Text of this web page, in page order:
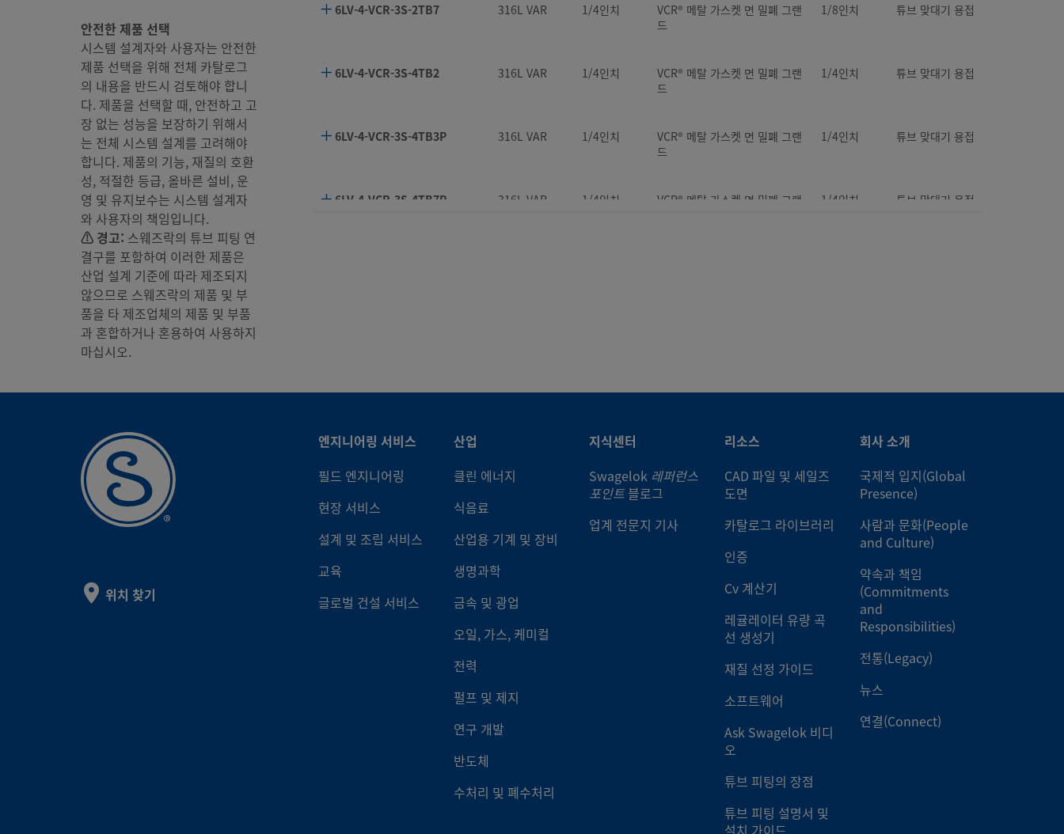
안전한 제품 선택
시스템 설계자와 사용자는 안전한
제품 선택을 위해 전체 카탈로그
의 내용을 반드시 검토해야 합니
다. 제품을 선택할 때, 안전하고 고
장 없는 성능을 보장하기 위해서
는 전체 시스템 설계를 고려해야
합니다. 제품의 기능, 재질의 호환
성, 적절한 등급, 올바른 설비, 운
영 및 유지보수는 시스템 설계자
와 사용자의 책임입니다.
⚠ 경고: 스웨즈락의 튜브 피팅 연
결구를 포함하여 이러한 제품은
산업 설계 기준에 따라 제조되지
않으므로 스웨즈락의 제품 및 부
품을 타 제조업체의 제품 및 부품
과 혼합하거나 혼용하여 사용하지
마십시오.
6LV-4-VCR-3S-2TB7 316L VAR 1/4인치
VCR® 메탈 가스켓 면 밀폐 그랜
드
1/8인치 튜브 맞대기 용접
6LV-4-VCR-3S-4TB2 316L VAR 1/4인치
VCR® 메탈 가스켓 면 밀폐 그랜
드
1/4인치 튜브 맞대기 용접
6LV-4-VCR-3S-4TB3P 316L VAR 1/4인치
VCR® 메탈 가스켓 면 밀폐 그랜
드
1/4인치 튜브 맞대기 용접
6LV-4-VCR-3S-4TB7P 316L VAR 1/4인치
VCR® 메탈 가스켓 면 밀폐 그랜
1/4인치 튜브 맞대기 용접
6LV-8-VCR-3S-4TB7 316L VAR 1/2인치
VCR® 메탈 가스켓 면 밀폐 그랜
1/4인치 튜브 맞대기 용접
6LV-8-VCR-3S-6TB2P 1/2인치
VCR® 메탈 가스켓 면 밀폐 그랜
드
튜브 맞대기 용접
6LV-8-VCR-3S-6TB7 1/2인치
VCR® 메탈 가스켓 면 밀폐 그랜
드
3/8인치 튜브 맞대기 용접
6LV-8-VCR-3S-8TB2 316L VAR
VCR® 메탈 가스켓 면 밀폐 그랜
튜브 맞대기 용접
316L VAR
VCR® 메탈 가스켓 면 밀폐 그랜
316L VAR
VCR® 메탈 가스켓 면 밀폐 그랜
위치 찾기
엔지니어링 서비스
필드 엔지니어링
현장 서비스
설계 및 조립 서비스
교육
글로벌 건설 서비스
산업
클린 에너지
식음료
산업용 기계 및 장비
생명과학
금속 및 광업
오일, 가스, 케미컬
전력
펄프 및 제지
연구 개발
반도체
수처리 및 폐수처리
지식센터
Swagelok 레퍼런스
포인트 블로그
업계 전문지 기사
리소스
CAD 파일 및 세일즈
도면
카탈로그 라이브러리
인증
Cv 계산기
레귤레이터 유량 곡
선 생성기
재질 선정 가이드
소프트웨어
Ask Swagelok 비디
오
튜브 피팅의 장점
튜브 피팅 설명서 및
설치 가이드
회사 소개
국제적 입지(Global
Presence)
사람과 문화(People
and Culture)
약속과 책임
(Commitments
and
Responsibilities)
전통(Legacy)
뉴스
연결(Connect)